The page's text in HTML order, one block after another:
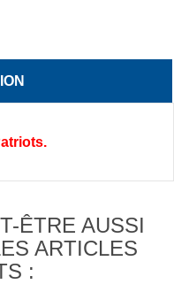
ÊTRE AUSSI
ARTICLES
: